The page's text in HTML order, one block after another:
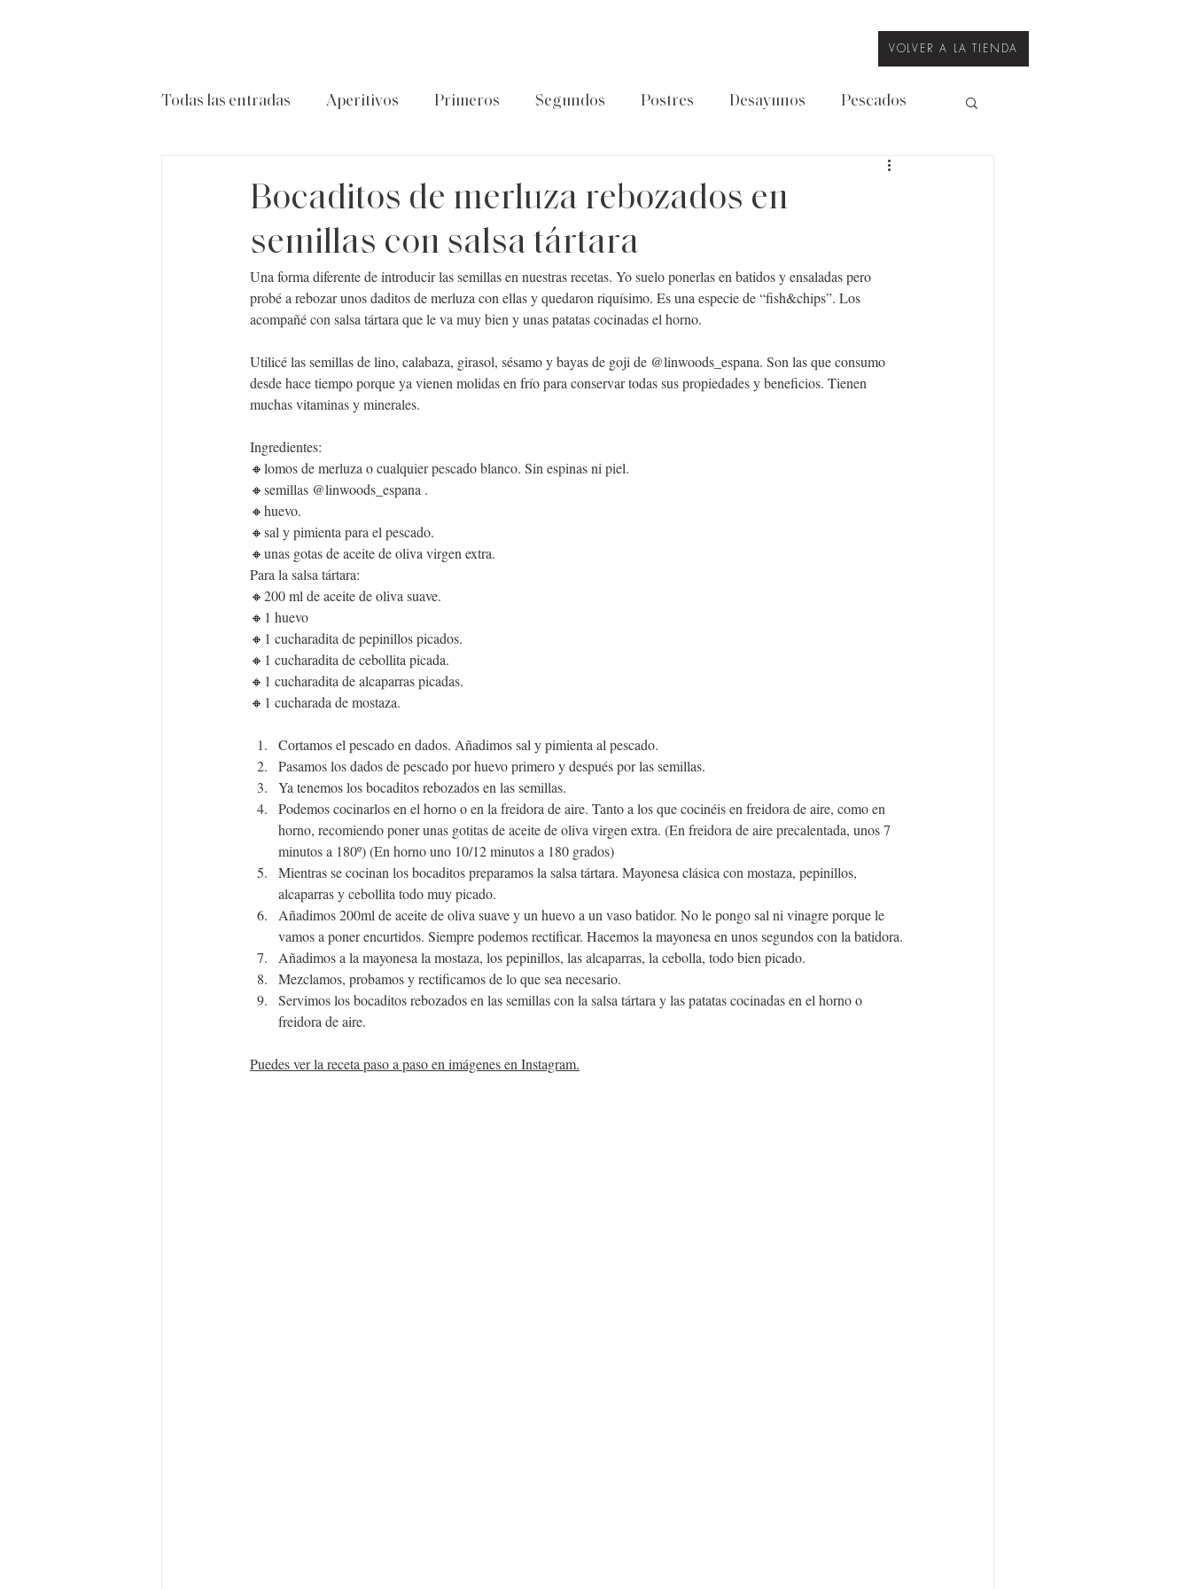
VOLVER A LA TIENDA
Todas las entradas Aperitivos Primeros Segundos Postres Desayunos Pescados
Legumbres
Bocaditos de merluza rebozados en
semillas con salsa tártara
Una forma diferente de introducir las semillas en nuestras recetas. Yo suelo ponerlas en batidos y ensaladas pero
probé a rebozar unos daditos de merluza con ellas y quedaron riquísimo. Es una especie de “fish&chips”. Los
acompañé con salsa tártara que le va muy bien y unas patatas cocinadas el horno.
Utilicé las semillas de lino, calabaza, girasol, sésamo y bayas de goji de @linwoods_espana. Son las que consumo
desde hace tiempo porque ya vienen molidas en frío para conservar todas sus propiedades y beneficios. Tienen
muchas vitaminas y minerales.
Ingredientes:
🔸lomos de merluza o cualquier pescado blanco. Sin espinas ni piel.
🔸semillas @linwoods_espana .
🔸huevo.
🔸sal y pimienta para el pescado.
🔸unas gotas de aceite de oliva virgen extra.
Para la salsa tártara:
🔸200 ml de aceite de oliva suave.
🔸1 huevo
🔸1 cucharadita de pepinillos picados.
🔸1 cucharadita de cebollita picada.
🔸1 cucharadita de alcaparras picadas.
🔸1 cucharada de mostaza.
Cortamos el pescado en dados. Añadimos sal y pimienta al pescado.
Pasamos los dados de pescado por huevo primero y después por las semillas.
Ya tenemos los bocaditos rebozados en las semillas.
Podemos cocinarlos en el horno o en la freidora de aire. Tanto a los que cocinéis en freidora de aire, como en
horno, recomiendo poner unas gotitas de aceite de oliva virgen extra. (En freidora de aire precalentada, unos 7
minutos a 180º) (En horno uno 10/12 minutos a 180 grados)
Mientras se cocinan los bocaditos preparamos la salsa tártara. Mayonesa clásica con mostaza, pepinillos,
alcaparras y cebollita todo muy picado.
Añadimos 200ml de aceite de oliva suave y un huevo a un vaso batidor. No le pongo sal ni vinagre porque le
vamos a poner encurtidos. Siempre podemos rectificar. Hacemos la mayonesa en unos segundos con la batidora.
Añadimos a la mayonesa la mostaza, los pepinillos, las alcaparras, la cebolla, todo bien picado.
Mezclamos, probamos y rectificamos de lo que sea necesario.
Servimos los bocaditos rebozados en las semillas con la salsa tártara y las patatas cocinadas en el horno o
freidora de aire.
Puedes ver la receta paso a paso en imágenes en Instagram.